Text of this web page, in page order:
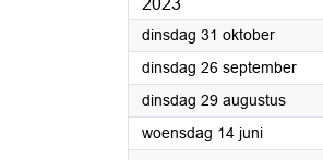
2023
dinsdag 31 oktober2023
dinsdag 26 september2023
dinsdag 29 augustus2023
woensdag 14 juni2023